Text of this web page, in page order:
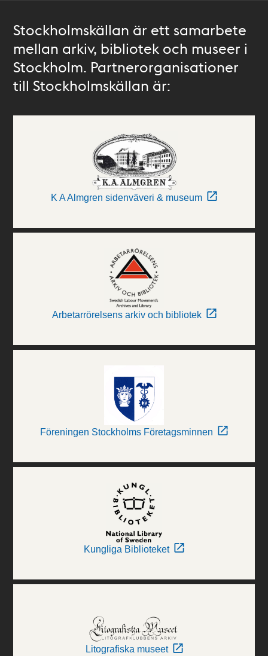
Stockholmskällan är ett samarbete
mellan arkiv, bibliotek och museer i
Stockholm. Partnerorganisationer
till Stockholmskällan är:
K A Almgren sidenväveri & museum
Arbetarrörelsens arkiv och bibliotek
Föreningen Stockholms Företagsminnen
Kungliga Biblioteket
Litografiska museet